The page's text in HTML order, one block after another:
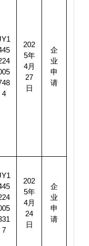
4
202
5年
4月
27
日
企
业
申
请
7
202
5年
4月
24
日
企
业
申
请